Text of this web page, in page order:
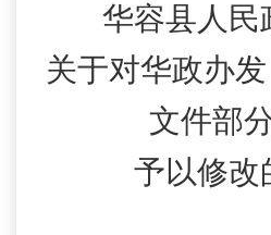
华容县人民
关于对华政办发
文件部
予以修改